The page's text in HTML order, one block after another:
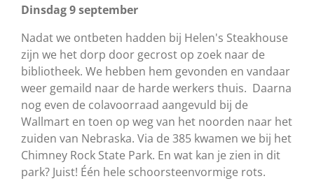
Dinsdag 9 september
Nadat we ontbeten hadden bij Helen's Steakhouse
zijn we het dorp door gecrost op zoek naar de
bibliotheek. We hebben hem gevonden en vandaar
weer gemaild naar de harde werkers thuis. Daarna
nog even de colavoorraad aangevuld bij de
Wallmart en toen op weg van het noorden naar het
zuiden van Nebraska. Via de 385 kwamen we bij het
Chimney Rock State Park. En wat kan je zien in dit
park? Juist! Één hele schoorsteenvormige rots.